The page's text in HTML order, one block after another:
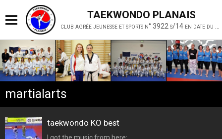
TAEKWONDO PLANAIS
martialarts
taekwondo KO best
I got the music from here: